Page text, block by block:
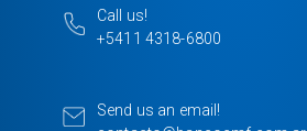
Call us!
+5411 4318-6800
Send us an email!
b